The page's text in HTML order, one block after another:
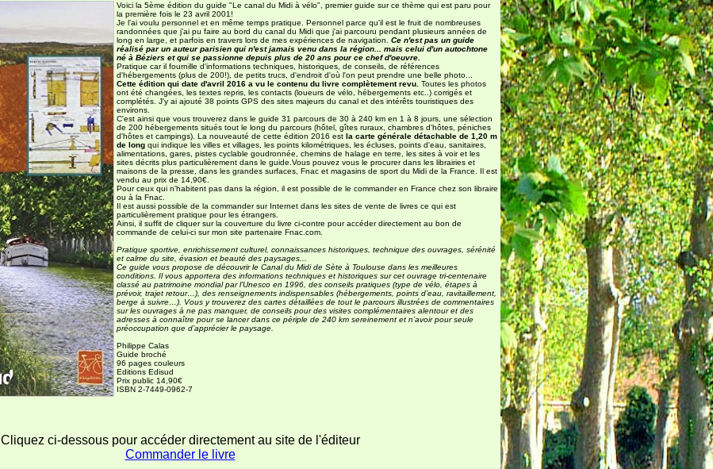
Voici la 5ème édition du guide "Le canal du Midi à vélo", premier guide sur ce thème qui est paru pour
la première fois le 23 avril 2001!
Je l'ai voulu personnel et en même temps pratique. Personnel parce qu'il est le fruit de nombreuses
randonnées que j'ai pu faire au bord du canal du Midi que j'ai parcouru pendant plusieurs années de
long en large, et parfois en travers lors de mes expériences de navigation.
Ce n'est pas un guide
réalisé par un auteur parisien qui n'est jamais venu dans la région... mais celui d'un autochtone
né à Béziers et qui se passionne depuis plus de 20 ans pour ce chef d'oeuvre.
Pratique car il fournille d'informations techniques, historiques, de conseils, de références
d'hébergements (plus de 200!), de petits trucs, d'endroit d'où l'on peut prendre une belle photo...
Cette édition qui date d'avril 2016 a vu le contenu du livre complètement revu. Toutes les photos
ont été changées, les textes repris, les contacts (loueurs de vélo, hébergements etc..) corrigés et
complétés. J'y ai ajouté 38 points GPS des sites majeurs du canal et des intérêts touristiques des
environs.
C'est ainsi que vous trouverez dans le guide 31 parcours de 30 à 240 km en 1 à 8 jours, une sélection
de 200 hébergements situés tout le long du parcours (hôtel, gîtes ruraux, chambres d'hôtes, péniches
d'hôtes et campings). La nouveauté de cette édition 2016 estla carte générale détachable de 1,20 m
de long qui indique les villes et villages, les points kilométriques, les écluses, points d'eau, sanitaires,
alimentations, gares, pistes cyclable goudronnée, chemins de halage en terre, les sites à voir et les
sites décrits plus particulièrement dans le guide. Vous pouvez vous le procurer dans les librairies et
maisons de la presse, dans les grandes surfaces, Fnac et magasins de sport du Midi de la France. Il est
vendu au prix de 14,90€.
Pour ceux qui n'habitent pas dans la région, il est possible de le commander en France chez son libraire
ou à la Fnac.
Il est aussi possible de la commander sur Internet dans les sites de vente de livres ce qui est
particulièrement pratique pour les étrangers.
Ainsi, il suffit de cliquer sur la couverture du livre ci-contre pour accéder directement au bon de
commande de celui-ci sur mon site partenaire Fnac.com.
Pratique sportive, enrichissement culturel, connaissances historiques, technique des ouvrages, sérénité
et calme du site, évasion et beauté des paysages...
Ce guide vous propose de découvrir le Canal du Midi de Sète à Toulouse dans les meilleures
conditions. Il vous apportera des informations techniques et historiques sur cet ouvrage tri-centenaire
classé au patrimoine mondial par l’Unesco en 1996, des conseils pratiques (type de vélo, étapes à
prévoir, trajet retour…), des renseignements indispensables (hébergements, points d’eau, ravitaillement,
berge à suivre…). Vous y trouverez des cartes détaillées de tout le parcours illustrées de commentaires
sur les ouvrages à ne pas manquer, de conseils pour des visites complémentaires alentour et des
adresses à connaître pour se lancer dans ce périple de 240 km sereinement et n’avoir pour seule
préoccupation que d’apprécier le paysage.
Philippe Calas
Guide broché
96 pages couleurs
Editions Edisud
Prix public 14,90€
ISBN 2-7449-0962-7
Cliquez ci-dessous pour accéder directement au site de l'éditeur
Commander le livre